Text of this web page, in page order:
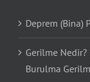
Deprem (Bina)
Gerilme Nedir?
Burulma